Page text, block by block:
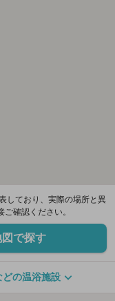
しており、実際の場所と異
確認ください。
で探す
の温浴施設